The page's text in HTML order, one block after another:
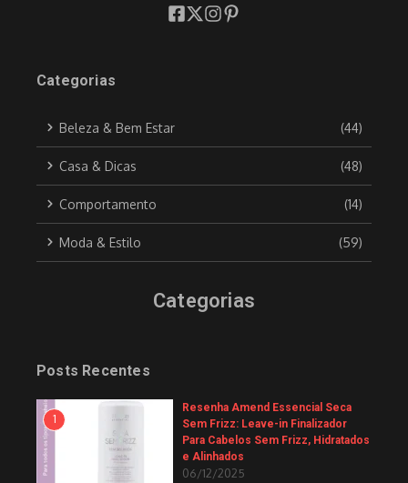
Categorias
Beleza & Bem Estar (44)
Casa & Dicas (48)
Comportamento (14)
Moda & Estilo (59)
Categorias
Posts Recentes
1
Resenha Amend Essencial Seca
Sem Frizz: Leave-in Finalizador
Para Cabelos Sem Frizz, Hidratados
e Alinhados
06/12/2025